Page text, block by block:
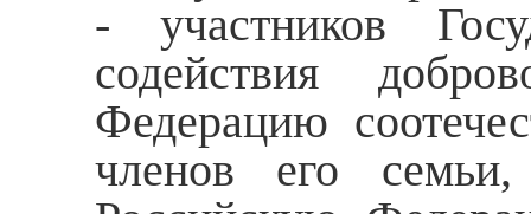
- участников
содействия
Федерацию
членов его